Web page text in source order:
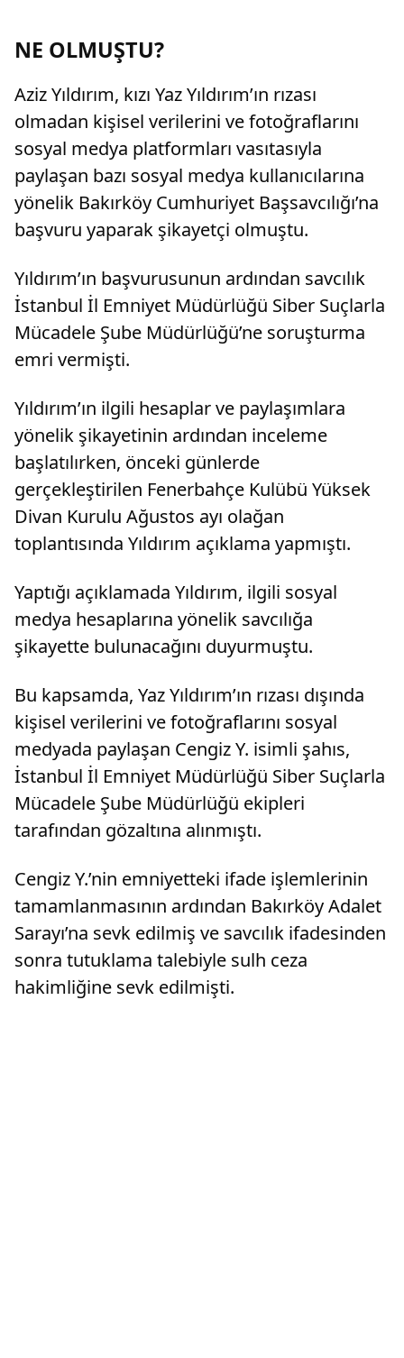
NE OLMUŞTU?
Aziz Yıldırım, kızı Yaz Yıldırım’ın rızası
olmadan kişisel verilerini ve fotoğraflarını
sosyal medya platformları vasıtasıyla
paylaşan bazı sosyal medya kullanıcılarına
yönelik Bakırköy Cumhuriyet Başsavcılığı’na
başvuru yaparak şikayetçi olmuştu.
Yıldırım’ın başvurusunun ardından savcılık
İstanbul İl Emniyet Müdürlüğü Siber Suçlarla
Mücadele Şube Müdürlüğü’ne soruşturma
emri vermişti.
Yıldırım’ın ilgili hesaplar ve paylaşımlara
yönelik şikayetinin ardından inceleme
başlatılırken, önceki günlerde
gerçekleştirilen Fenerbahçe Kulübü Yüksek
Divan Kurulu Ağustos ayı olağan
toplantısında Yıldırım açıklama yapmıştı.
Yaptığı açıklamada Yıldırım, ilgili sosyal
medya hesaplarına yönelik savcılığa
şikayette bulunacağını duyurmuştu.
Bu kapsamda, Yaz Yıldırım’ın rızası dışında
kişisel verilerini ve fotoğraflarını sosyal
medyada paylaşan Cengiz Y. isimli şahıs,
İstanbul İl Emniyet Müdürlüğü Siber Suçlarla
Mücadele Şube Müdürlüğü ekipleri
tarafından gözaltına alınmıştı.
Cengiz Y.’nin emniyetteki ifade işlemlerinin
tamamlanmasının ardından Bakırköy Adalet
Sarayı’na sevk edilmiş ve savcılık ifadesinden
sonra tutuklama talebiyle sulh ceza
hakimliğine sevk edilmişti.